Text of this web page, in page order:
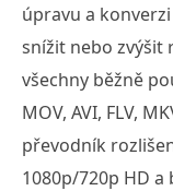
úpravu a
snížit nebo zvýšit
všechny běžně
MOV, AVI, FLV,
převodník
1080p/720p HD a